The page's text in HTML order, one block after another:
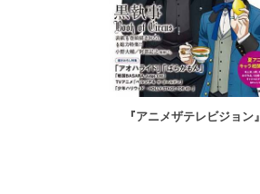
『アニメザテレビジョン』